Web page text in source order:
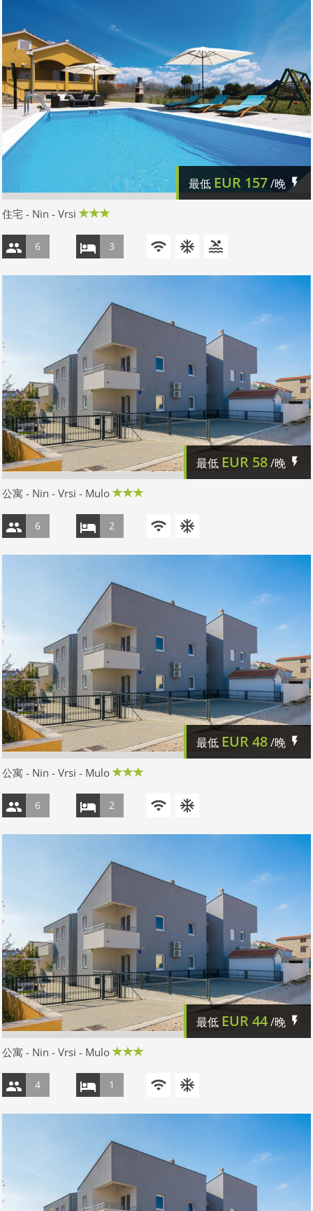
最低 EUR 157/晚
住宅 - Nin - Vrsi
6 3
最低 EUR 58/晚
公寓 - Nin - Vrsi - Mulo
6 2
最低 EUR48/晚
公寓 - Nin - Vrsi - Mulo
6 2
最低 EUR44/晚
公寓 - Nin - Vrsi - Mulo
4 1